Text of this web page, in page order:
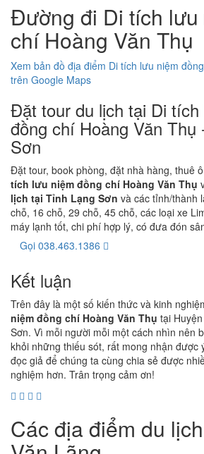
Đường đi Di tích lưu
chí Hoàng Văn Thụ
Xem bản đồ địa điểm Di tích lưu niệm
trên Google Maps
Đặt tour du lịch tại Di
đồng chí Hoàng Văn Thụ
Sơn
Đặt tour, book phòng, đặt nhà hàng, thuê
tích lưu niệm đồng chí Hoàng Văn Thụ
lịch tại Tỉnh Lạng Sơn và các tỉnh/thành
chỗ, 16 chỗ, 29 chỗ, 45 chỗ, các loại xe
máy lạnh tốt, chi phí hợp lý, có đưa đón
Gọi 038.463.1386
Kết luận
Trên đây là một số kiến thức và kinh
niệm đồng chí Hoàng Văn Thụ tại
Sơn. Vì mỗi người mỗi một cách nhìn nên
khỏi những thiếu sót, rất mong nhận được
đọc giả để chúng ta cùng chia sẻ được
nghiệm hơn. Trân trọng cảm ơn!
Các địa điểm du